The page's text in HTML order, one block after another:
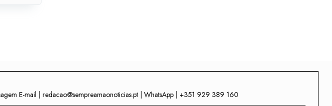
E-mail | redacao@sempreamaonoticias.pt | WhatsApp | +351 929 389 160